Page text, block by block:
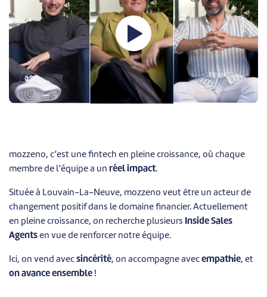
mozzeno, c’est une fintech en pleine croissance, où chaque
membre de l’équipe a un réel impact.
Située à Louvain-La-Neuve, mozzeno veut être un acteur de
changement positif dans le domaine financier. Actuellement
en pleine croissance, on recherche plusieurs Inside Sales
Agents en vue de renforcer notre équipe.
Ici, on vend avec sincérité, on accompagne avec empathie, et
on avance ensemble !